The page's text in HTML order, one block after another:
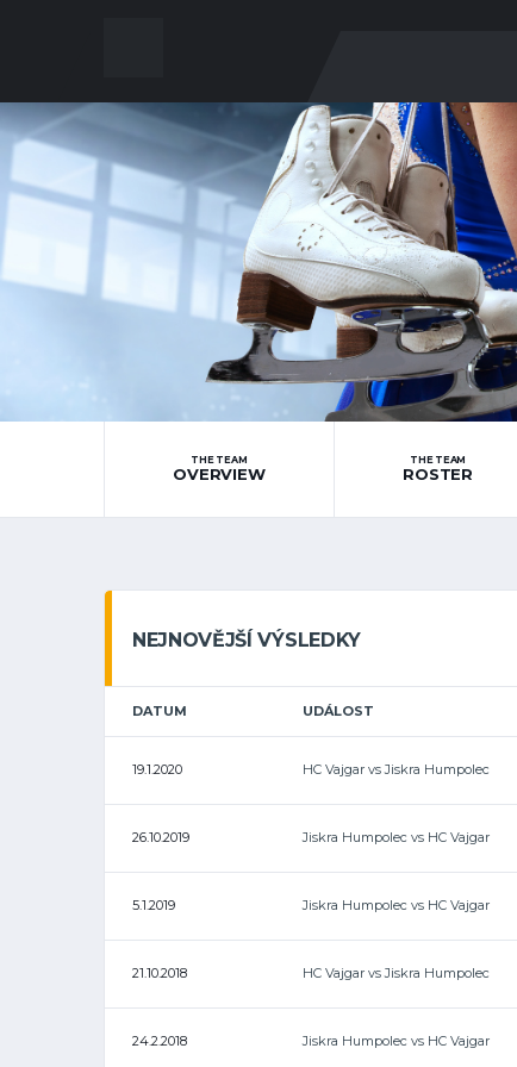
THE TEAM
OVERVIEW
THE TEAM
ROSTER
NEJNOVĚJŠÍ VÝSLEDKY
DATUM UDÁLOST
19.1.2020 HC Vajgar vs Jiskra Humpolec
26.10.2019 Jiskra Humpolec vs HC Vajgar
5.1.2019 Jiskra Humpolec vs HC Vajgar
21.10.2018 HC Vajgar vs Jiskra Humpolec
24.2.2018 Jiskra Humpolec vs HC Vajgar